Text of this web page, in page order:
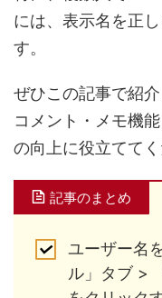
には、表示名を正
す。
ぜひこの記事で紹
コメント・メモ機
の向上に役立ててく
記事のまとめ
ユーザー名
ル」タブ >